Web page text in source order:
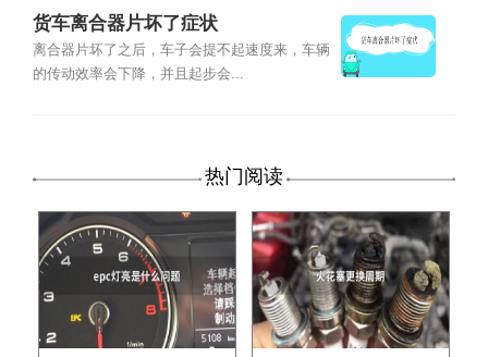
货车离合器片坏了症状
离合器片坏了之后，车子会提不起速度来，车辆
的传动效率会下降，并且起步会...
热门阅读